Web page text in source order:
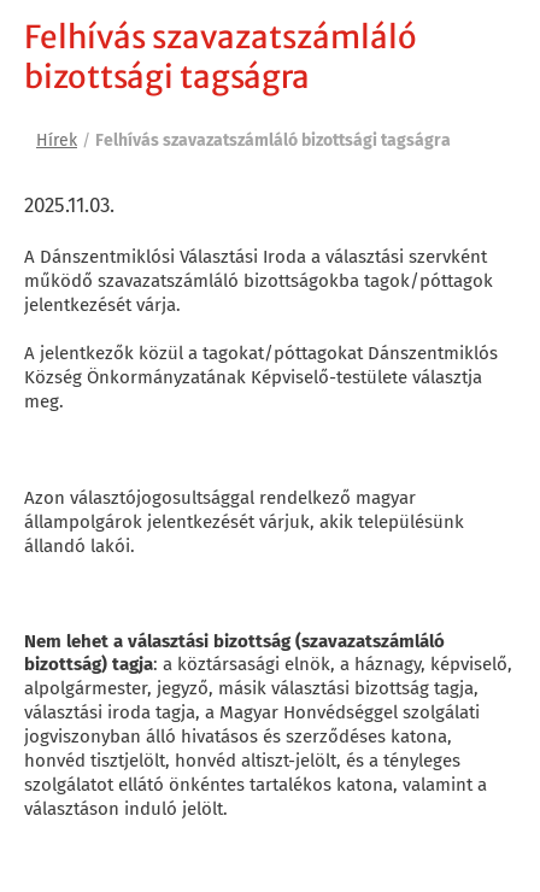
Felhívás szavazatszámláló
bizottsági tagságra
Hírek / Felhívás szavazatszámláló bizottsági tagságra
2025.11.03.
A Dánszentmiklósi Választási Iroda a választási szervként
működő szavazatszámláló bizottságokba tagok/póttagok
jelentkezését várja.
A jelentkezők közül a tagokat/póttagokat Dánszentmiklós
Község Önkormányzatának Képviselő-testülete választja
meg.
Azon választójogosultsággal rendelkező magyar
állampolgárok jelentkezését várjuk, akik településünk
állandó lakói.
Nem lehet a választási bizottság (szavazatszámláló
bizottság) tagja: a köztársasági elnök, a háznagy, képviselő,
alpolgármester, jegyző, másik választási bizottság tagja,
választási iroda tagja, a Magyar Honvédséggel szolgálati
jogviszonyban álló hivatásos és szerződéses katona,
honvéd tisztjelölt, honvéd altiszt-jelölt, és a tényleges
szolgálatot ellátó önkéntes tartalékos katona, valamint a
választáson induló jelölt.